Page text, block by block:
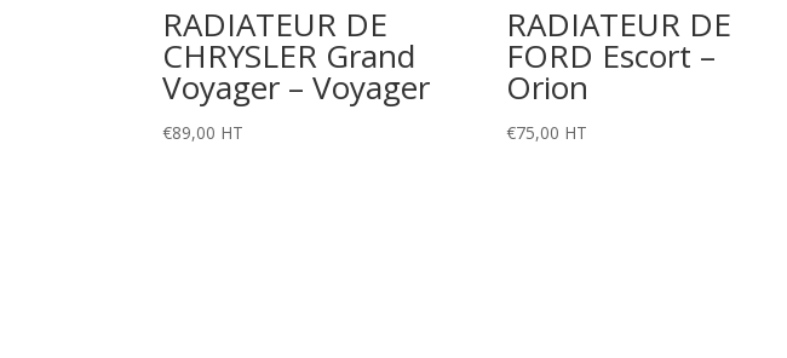
RADIATEUR DE
CHRYSLER Grand
Voyager – Voyager
€89,00 HT
RADIATEUR DE
FORD Escort –
Orion
€75,00 HT